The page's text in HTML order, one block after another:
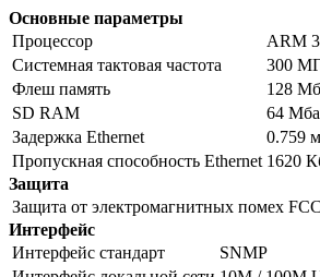
Основные параметры
Процессор
ARM
Системная тактовая частота
300
Флеш память
128
SD RAM
64
Задержка Ethernet
0.759
Пропускная способность Ethernet 1620
Защита
Защита от электромагнитных помех
Интерфейс
Интерфейс стандарт
SNMP